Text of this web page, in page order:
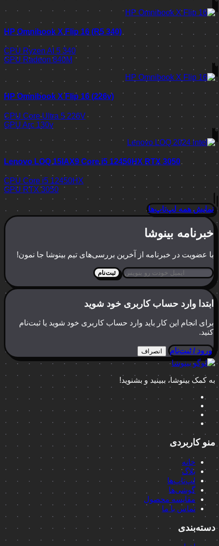
HP Omnibook X Flip 16 (R5 340)
CPU Ryzen AI 5 340
GPU Radeon 840M
HP Omnibook X Flip 16 (226v)
CPU Core Ultra 5 226V
GPU Arc 130v
Lenovo LOQ 15IAX9 Core i5 12450HX RTX 3050
CPU Core i5 12450HX
GPU RTX 3050
نمایش همه لپ‌تاپ‌ها
خبرنامه بینوشا
با عضویت در خبرنامه از آخرین بررسی‌های تیم بینوشا جا نمون!
ثبت‌نام
ابتدا وارد حساب کاربری خود شوید
برای انجام این کار باید وارد حساب کاربری خود شوید یا ثبت‌نام
کنید.
ورود / ثبت‌نام انصراف
به کمک بینوشا، ببینید و بشنوید!
منو کاربردی
خانه
بلاگ
لپ‌تاپ‌ها
گوشی‌ها
مقایسه محصول
تماس با ما
دسته‌بندی